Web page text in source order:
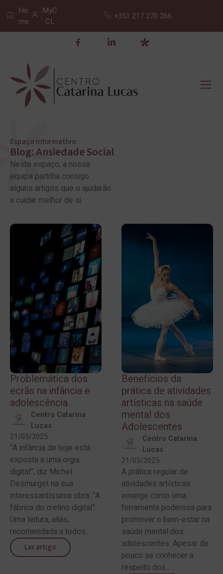
Ho
me
MyC
CL
+351 217 270 266
Espaço informativo
Blog: Ansiedade Social
Neste espaço, a nossa
equipa partilha consigo
alguns artigos que o ajudarão
a cuidar melhor de si.
Problemática dos
ecrãs na infância e
adolescência.
Centro Catarina
Lucas
21/03/2025
“A infância de hoje está
exposta a uma orgia
digital”, diz Michel
Desmurget na sua
interessantíssima obra: “A
fábrica do cretino digital”.
Uma leitura, aliás,
recomendada a todos...
Ler artigo
Benefícios da
prática de atividades
artísticas na saúde
mental dos
Adolescentes
Centro Catarina
Lucas
21/03/2025
A prática regular de
atividades artísticas
emerge como uma
ferramenta poderosa para
promover o bem-estar na
saúde mental dos
adolescentes. Apesar de
pouco se conhecer a
respeito dos...